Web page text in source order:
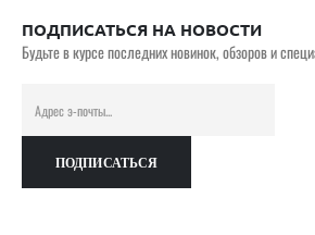
ПОДПИСАТЬСЯ НА НОВОСТИ
Будьте в курсе последних новинок, обзоров и